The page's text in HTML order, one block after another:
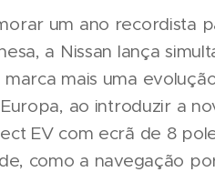
um ano recordista
a Nissan lança
marca mais uma
ao introduzir a
EV com ecrã de 8
como a navegação